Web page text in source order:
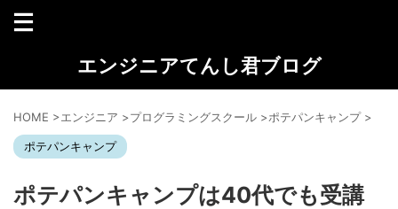
エンジニアてんし君ブログ
HOME >エンジニア >プログラミングスクール >ポテパンキャンプ >
ポテパンキャンプ
ポテパンキャンプは40代でも受講